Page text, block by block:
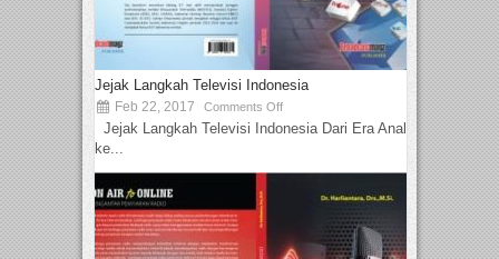
Jejak Langkah Televisi Indonesia
Feb 22, 2017 Comments Off
Jejak Langkah Televisi Indonesia Dari Era Analog
ke...